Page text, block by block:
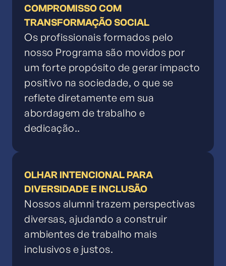
COMPROMISSO COM
TRANSFORMAÇÃO SOCIAL
Os profissionais formados pelo
nosso Programa são movidos por
um forte propósito de gerar impacto
positivo na sociedade, o que se
reflete diretamente em sua
abordagem de trabalho e
dedicação..
OLHAR INTENCIONAL PARA
DIVERSIDADE E INCLUSÃO
Nossos alumni trazem perspectivas
diversas, ajudando a construir
ambientes de trabalho mais
inclusivos e justos.